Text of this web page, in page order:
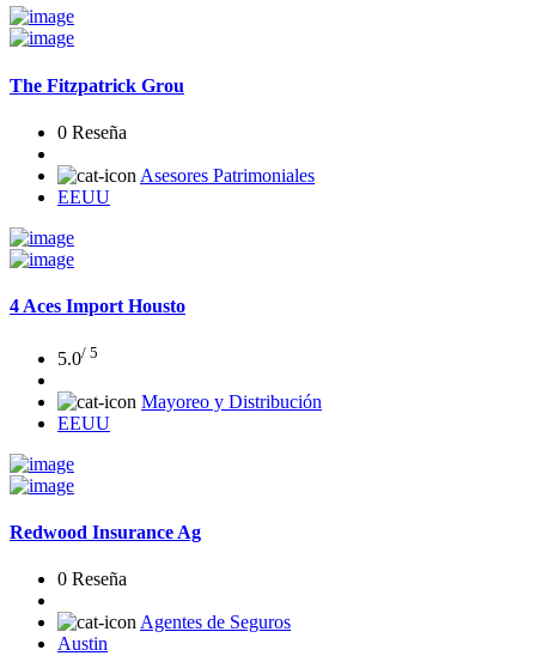
The Fitzpatrick Grou
0 Reseña
Asesores Patrimoniales
EEUU
4 Aces Import Housto
5.0/ 5
Mayoreo y Distribución
EEUU
Redwood Insurance Ag
0 Reseña
Agentes de Seguros
Austin